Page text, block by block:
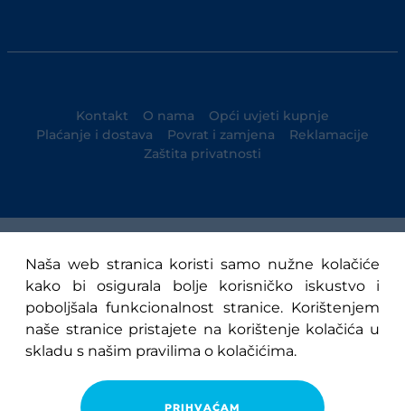
Kontakt O nama
Opći uvjeti kupnje
Plaćanje i dostava
Povrat i zamjena
Reklamacije
Zaštita privatnosti
© 1947-2025 NK Osijek
Naša web stranica koristi samo nužne kolačiće
kako bi osigurala bolje korisničko iskustvo i
poboljšala funkcionalnost stranice. Korištenjem
naše stranice pristajete na korištenje kolačića u
skladu s našim pravilima o kolačićima.
PRIHVAĆAM